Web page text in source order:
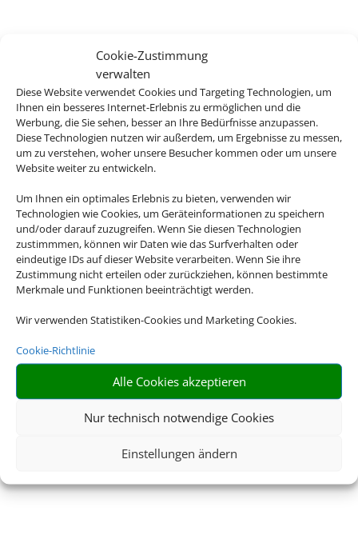
Cookie-Zustimmung
verwalten
Diese Website verwendet Cookies und Targeting Technologien, um
Ihnen ein besseres Internet-Erlebnis zu ermöglichen und die
Werbung, die Sie sehen, besser an Ihre Bedürfnisse anzupassen.
Diese Technologien nutzen wir außerdem, um Ergebnisse zu messen,
um zu verstehen, woher unsere Besucher kommen oder um unsere
Website weiter zu entwickeln.
Um Ihnen ein optimales Erlebnis zu bieten, verwenden wir
Technologien wie Cookies, um Geräteinformationen zu speichern
und/oder darauf zuzugreifen. Wenn Sie diesen Technologien
zustimmmen, können wir Daten wie das Surfverhalten oder
eindeutige IDs auf dieser Website verarbeiten. Wenn Sie ihre
Zustimmung nicht erteilen oder zurückziehen, können bestimmte
Merkmale und Funktionen beeinträchtigt werden.
Wir verwenden Statistiken-Cookies und Marketing Cookies.
Cookie-Richtlinie
Alle Cookies akzeptieren
Nur technisch notwendige Cookies
Einstellungen ändern